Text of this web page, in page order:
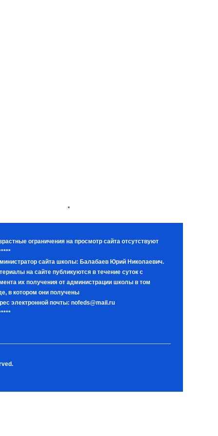
*
ограничения на просмотр сайта отсутствуют
сайта школы: Балабаев Юрий Николаевич.
на сайте публикуются в течение суток с
их получения от администрации школы в том
в котором они получены
электронной почты: nofeds@mail.ru